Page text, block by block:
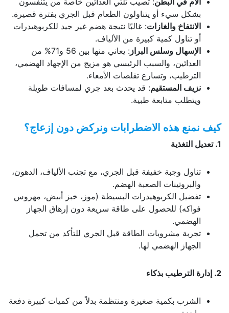
بشكل سيء أو يتناولون الطعام قبل الجري بفترة قصيرة.
الانتفاخ والغازات: غالبًا نتيجة هضم غير جيد للكربوهيدرات
أو تناول كمية كبيرة من الألياف.
الإسهال وسلس البراز
: يعاني منها بين 56 و71% من
العدائين، والسبب الرئيسي هو مزيج من الإجهاد الهضمي،
الترطيب، وتسارع تقلصات الأمعاء.
نزيف المستقيم: قد يحدث بعد جري لمسافات طويلة
ويتطلب متابعة طبية.
كيف نمنع هذه الاضطرابات ونركض دون إزعاج؟
1. تعديل التغذية
تناول وجبة خفيفة قبل الجري، مع تجنب الألياف، الدهون،
والبروتينات الصعبة الهضم.
تفضيل الكربوهيدرات البسيطة (موز، خبز أبيض، مهروس
فواكه) للحصول على طاقة سريعة دون إرهاق الجهاز
الهضمي.
تجربة مشروبات الطاقة قبل الجري للتأكد من تحمل
الجهاز الهضمي لها.
2. إدارة الترطيب بذكاء
الشرب بكمية صغيرة ومنتظمة بدلاً من كميات كبيرة دفعة